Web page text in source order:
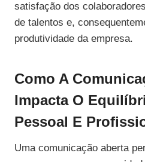
satisfação dos
de talentos e,
produtividade da empresa.
Como A
Impacta O
Pessoal E
Uma comunicação aberta